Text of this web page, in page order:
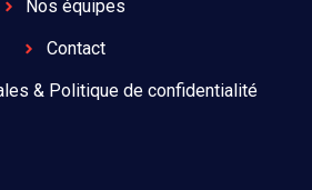
Nos équipes
Contact
& Politique de confidentialité